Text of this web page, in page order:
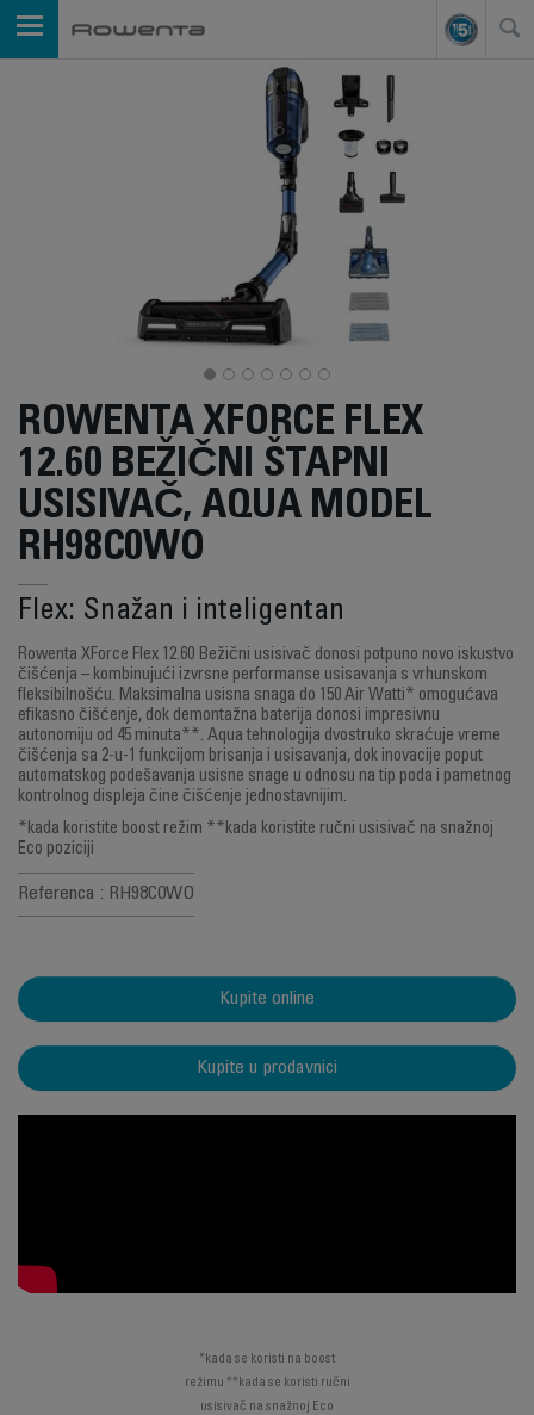
ROWENTA XFORCE FLEX
12.60 BEŽIČNI ŠTAPNI
USISIVAČ, AQUA MODEL
RH98C0WO
Flex: Snažan i inteligentan
Rowenta XForce Flex 12.60 Bežični usisivač donosi potpuno novo iskustvo
čišćenja – kombinujući izvrsne performanse usisavanja s vrhunskom
fleksibilnošću. Maksimalna usisna snaga do 150 Air Watti* omogućava
efikasno čišćenje, dok demontažna baterija donosi impresivnu
autonomiju od 45 minuta**. Aqua tehnologija dvostruko skraćuje vreme
čišćenja sa 2-u-1 funkcijom brisanja i usisavanja, dok inovacije poput
automatskog podešavanja usisne snage u odnosu na tip poda i pametnog
kontrolnog displeja čine čišćenje jednostavnijim.
*kada koristite boost režim **kada koristite ručni usisivač na snažnoj
Eco poziciji
Referenca : RH98C0WO
Kupite online
Kupite u prodavnici
*kada se koristi na boost
režimu **kada se koristi ručni
usisivač na snažnoj Eco